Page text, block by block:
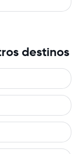
destinos